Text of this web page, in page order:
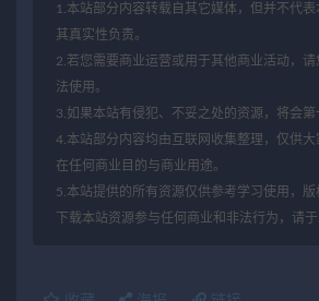
1.本站部分内容转载自其它媒体，但并不代
其真实性负责。
2.若您需要商业运营或用于其他商业活动，
法使用。
3.如果本站有侵犯、不妥之处的资源，将会第
4.本站部分内容均由互联网收集整理，仅供
在任何商业目的与商业用途。
5.本站提供的所有资源仅供参考学习使用，
下载本站资源参与任何商业和非法行为，请